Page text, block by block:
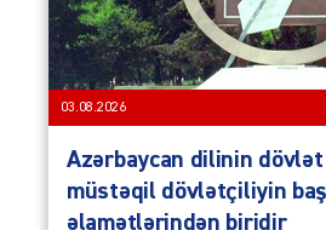
03.08.2026
Azərbaycan dilinin dövlət
müstəqil dövlətçiliyin
əlamətlərindən biridir